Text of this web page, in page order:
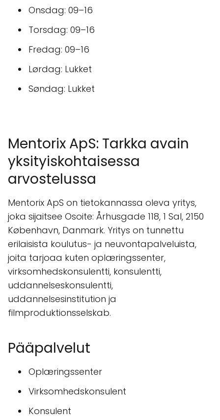
Onsdag: 09–16
Torsdag: 09–16
Fredag: 09–16
Lørdag: Lukket
Søndag: Lukket
Mentorix ApS: Tarkka avain
yksityiskohtaisessa
arvostelussa
Mentorix ApS on tietokannassa oleva yritys,
joka sijaitsee Osoite: Århusgade 118, 1 Sal, 2150
København, Danmark. Yritys on tunnettu
erilaisista koulutus- ja neuvontapalveluista,
joita tarjoaa kuten oplæringssenter,
virksomhedskonsulentti, konsulentti,
uddannelseskonsulentti,
uddannelsesinstitution ja
filmproduktionsselskab.
Pääpalvelut
Oplæringssenter
Virksomhedskonsulent
Konsulent